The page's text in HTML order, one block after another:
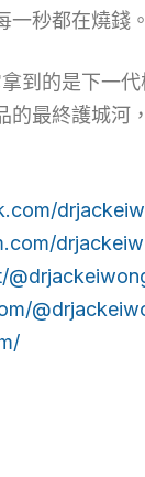
秒都在燒錢
到的是下一
最終護城河